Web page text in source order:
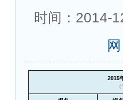
时间：2014-
网
2015